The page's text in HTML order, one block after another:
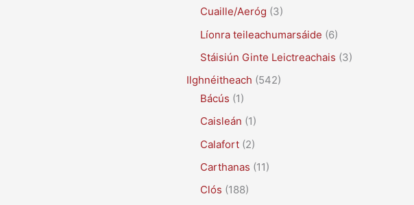
Cuaille/Aeróg (3)
Líonra teileachumarsáide (6)
Stáisiún Ginte Leictreachais (3)
Ilghnéitheach (542)
Bácús (1)
Caisleán (1)
Calafort (2)
Carthanas (11)
Clós (188)